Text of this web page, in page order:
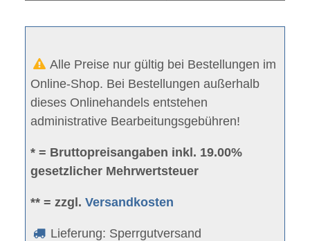
Alle Preise nur gültig bei Bestellungen im
Online-Shop. Bei Bestellungen außerhalb
dieses Onlinehandels entstehen
administrative Bearbeitungsgebühren!
* = Bruttopreisangaben inkl. 19.00%
gesetzlicher Mehrwertsteuer
** = zzgl.Versandkosten
Lieferung: Sperrgutversand